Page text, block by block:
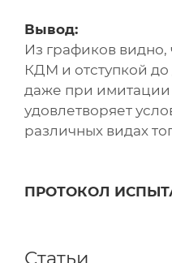
Вывод:
Из графиков видно,
КДМ и отступкой
даже при имитации
удовлетворяет
различных видах
ПРОТОКОЛ
Статьи